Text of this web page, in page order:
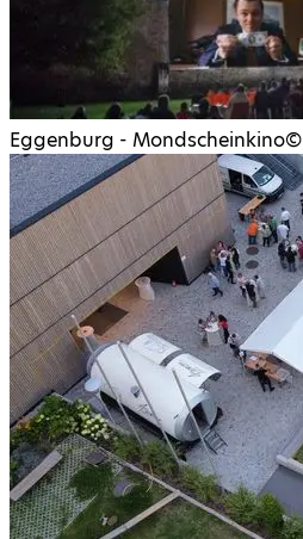
Eggenburg - Mondscheinkino©